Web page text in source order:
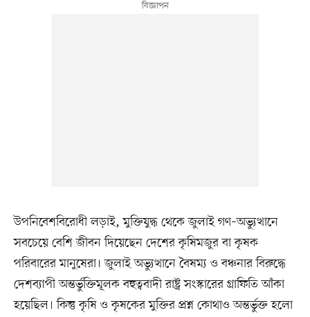
উপনিবেশবিরোধী লড়াই, মুক্তিযুদ্ধ থেকে জুলাই গণ–অভ্যুত্থানে
সবচেয়ে বেশি জীবন দিয়েছেন দেশের কৃষিমজুর বা কৃষক
পরিবারের মানুষেরা। জুলাই অভ্যুত্থানে বৈষম্য ও বঞ্চনার বিরুদ্ধে
দেশব্যাপী অন্তর্ভুক্তিমূলক বহুত্ববাদী রাষ্ট্র সংস্কারের গ্রাফিতি আঁকা
হয়েছিল। কিন্তু কৃষি ও কৃষকের মুক্তির প্রশ্ন কোথাও অন্তর্ভুক্ত হলো